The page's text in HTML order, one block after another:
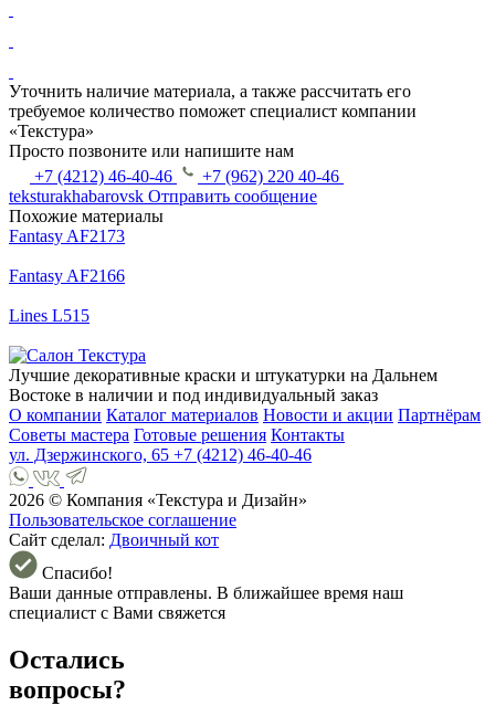
Уточнить наличие материала, а также рассчитать его
требуемое количество поможет специалист компании
«Текстура»
Просто позвоните или напишите нам
+7 (4212) 46-40-46
+7 (962) 220 40-46
teksturakhabarovsk Отправить сообщение
Похожие материалы
Fantasy AF2173
Fantasy AF2166
Lines L515
Лучшие декоративные краски и штукатурки на Дальнем
Востоке в наличии и под индивидуальный заказ
О компании Каталог материалов Новости и акции Партнёрам
Советы мастера Готовые решения Контакты
ул. Дзержинского, 65 +7 (4212) 46-40-46
2026 © Компания «Текстура и Дизайн»
Пользовательское соглашение
Сайт сделал: Двоичный кот
Спасибо!
Ваши данные отправлены. В ближайшее время наш
специалист с Вами свяжется
Остались
вопросы?